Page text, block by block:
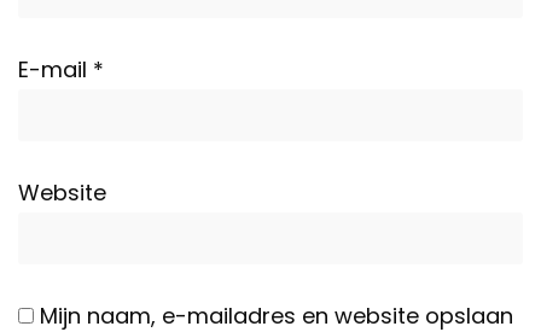
E-mail *
Website
Mijn naam, e-mailadres en website opslaan